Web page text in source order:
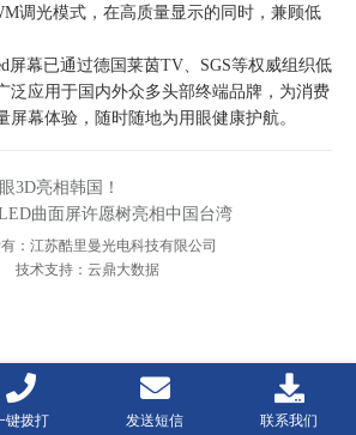
调光模式，在高质量显示的同时，兼顾低
屏幕已通过德国莱茵TV、SGS等权威组织低
泛应用于国内外众多头部终端品牌，为消费
屏幕体验，随时随地为用眼健康护航。
3D亮相韩国！
曲面屏许愿树亮相中国台湾
：江苏酷里曼光电科技有限公司
技术支持：云鼎大数据
键拨打 发送短信 联系我们